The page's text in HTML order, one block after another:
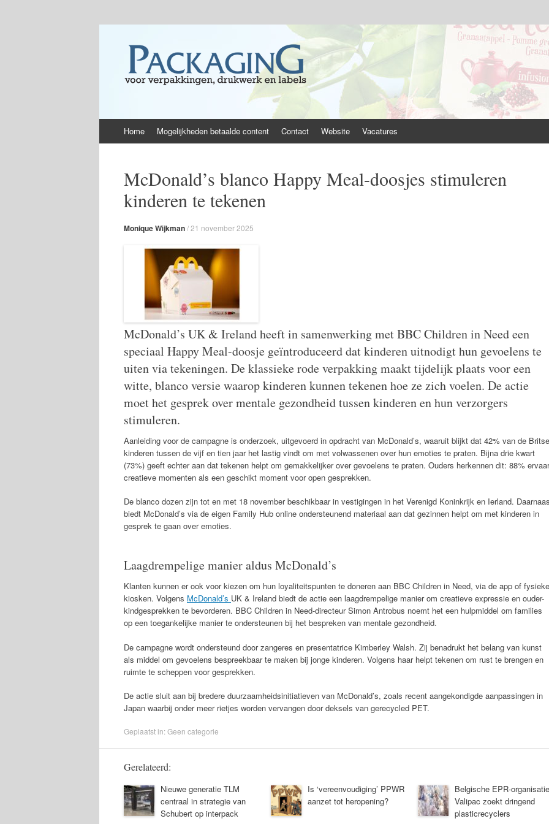
to
Home Mogelijkheden betaalde content Contact Website Vacatures
McDonald’s blanco Happy Meal-doosjes stimuleren
kinderen te tekenen
Monique Wijkman/21 november 2025
McDonald’s UK & Ireland heeft in samenwerking met BBC Children in Need een
speciaal Happy Meal-doosje geïntroduceerd dat kinderen uitnodigt hun gevoelens te
uiten via tekeningen. De klassieke rode verpakking maakt tijdelijk plaats voor een
witte, blanco versie waarop kinderen kunnen tekenen hoe ze zich voelen. De actie
moet het gesprek over mentale gezondheid tussen kinderen en hun verzorgers
stimuleren.
Aanleiding voor de campagne is onderzoek, uitgevoerd in opdracht van McDonald’s, waaruit blijkt dat 42% van de Britse
kinderen tussen de vijf en tien jaar het lastig vindt om met volwassenen over hun emoties te praten. Bijna drie kwart
(73%) geeft echter aan dat tekenen helpt om gemakkelijker over gevoelens te praten. Ouders herkennen dit: 88%
creatieve momenten als een geschikt moment voor open gesprekken.
De blanco dozen zijn tot en met 18 november beschikbaar in vestigingen in het Verenigd Koninkrijk en Ierland.
biedt McDonald’s via de eigen Family Hub online ondersteunend materiaal aan dat gezinnen helpt om met kinderen in
gesprek te gaan over emoties.
Laagdrempelige manier aldus McDonald’s
Klanten kunnen er ook voor kiezen om hun loyaliteitspunten te doneren aan BBC Children in Need, via de app of fysieke
kiosken. Volgens McDonald’s UK & Ireland biedt de actie een laagdrempelige manier om creatieve expressie en ouder-
kindgesprekken te bevorderen. BBC Children in Need-directeur Simon Antrobus noemt het een hulpmiddel om families
op een toegankelijke manier te ondersteunen bij het bespreken van mentale gezondheid.
De campagne wordt ondersteund door zangeres en presentatrice Kimberley Walsh. Zij benadrukt het belang van kunst
als middel om gevoelens bespreekbaar te maken bij jonge kinderen. Volgens haar helpt tekenen om rust te brengen en
ruimte te scheppen voor gesprekken.
De actie sluit aan bij bredere duurzaamheidsinitiatieven van McDonald’s, zoals recent aangekondigde aanpassingen in
Japan waarbij onder meer rietjes worden vervangen door deksels van gerecycled PET.
Geplaatst in:Geen categorie
Gerelateerd:
Nieuwe generatie TLM
centraal in strategie van
Schubert op interpack
Is ‘vereenvoudiging’ PPWR
aanzet tot heropening?
Belgische EPR-organisatie
Valipac zoekt dringend
plasticrecyclers